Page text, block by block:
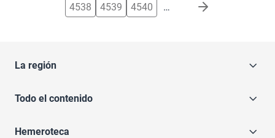
4538
4539 4540 …
La región
Todo el contenido
Hemeroteca